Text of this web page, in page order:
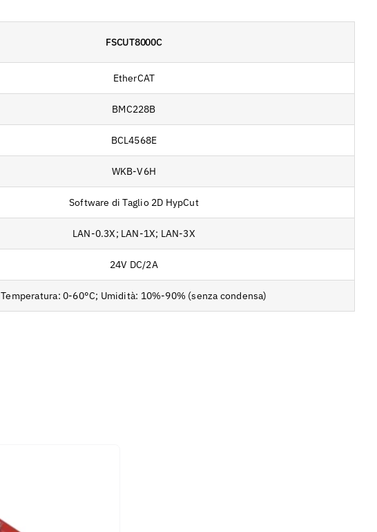
FSCUT8000C
EtherCAT
BMC228B
BCL4568E
WKB-V6H
Software di Taglio 2D HypCut
LAN-0.3X; LAN-1X; LAN-3X
24V DC/2A
Temperatura: 0-60°C; Umidità: 10%-90% (senza condensa)